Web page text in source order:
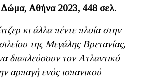
Αθήνα 2023, 448 σελ.
κι άλλα πέντε πλοία στην
της Μεγάλης Βρετανίας,
διαπλεύσουν τον Ατλαντικό
αρπαγή ενός ισπανικού